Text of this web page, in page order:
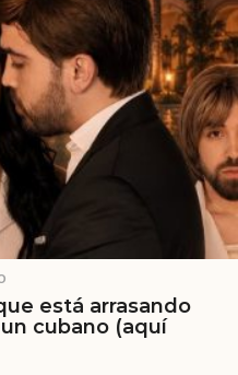
está arrasando
cubano (aquí